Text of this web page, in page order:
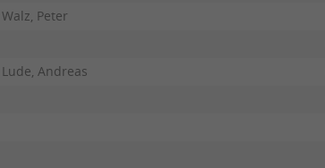
Walz, Peter
Lude, Andreas